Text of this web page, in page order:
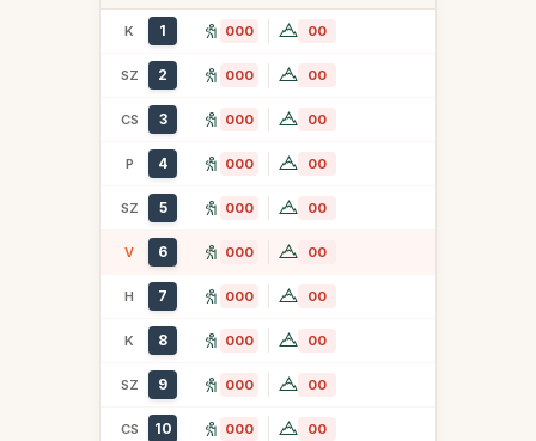
K 1 000 00
SZ 2 000 00
CS 3 000 00
P 4 000 00
SZ 5 000 00
V 6 000 00
H 7 000 00
K 8 000 00
SZ 9 000 00
CS 10 000 00